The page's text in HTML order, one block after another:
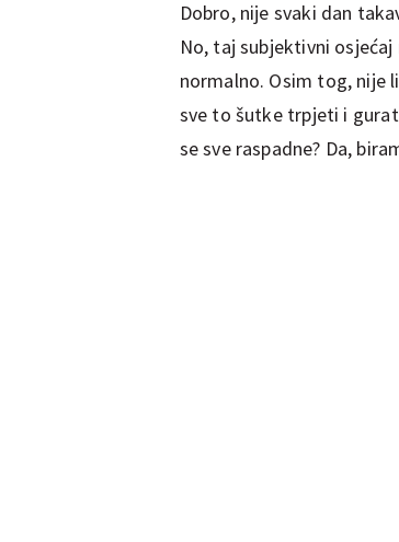
Dobro, nije svaki dan
No, taj subjektivni
normalno. Osim tog, nije
sve to šutke trpjeti i
se sve raspadne? Da,